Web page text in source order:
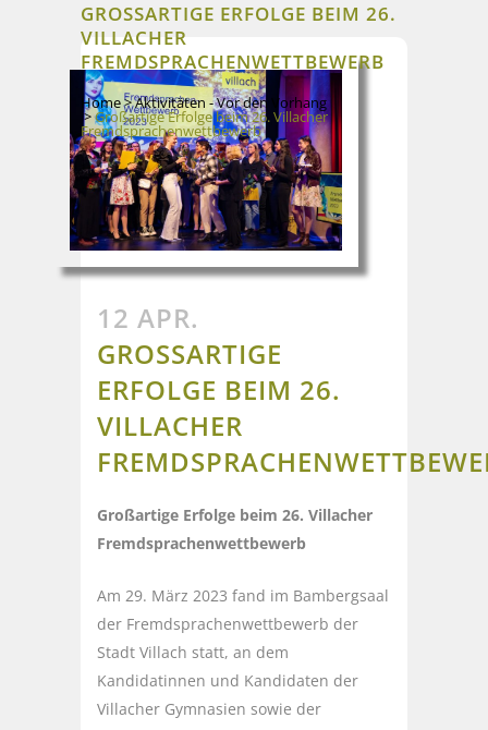
GROSSARTIGE ERFOLGE BEIM 26. V
ILLACHER F
REMDSPRACHENWETTBEWERB
Home>Aktivitäten - Vor den Vorhang
>Großartige Erfolge beim 26. Villacher
Fremdsprachenwettbewerb
12 APR.
GROSSARTIGE E
RFOLGE BEIM 26. V
ILLACHER F
Großartige Erfolge beim 26. Villacher
Fremdsprachenwettbewerb
Am 29. März 2023 fand im Bambergsaal
der Fremdsprachenwettbewerb der
Stadt Villach statt, an dem
Kandidatinnen und Kandidaten der
Villacher Gymnasien sowie der